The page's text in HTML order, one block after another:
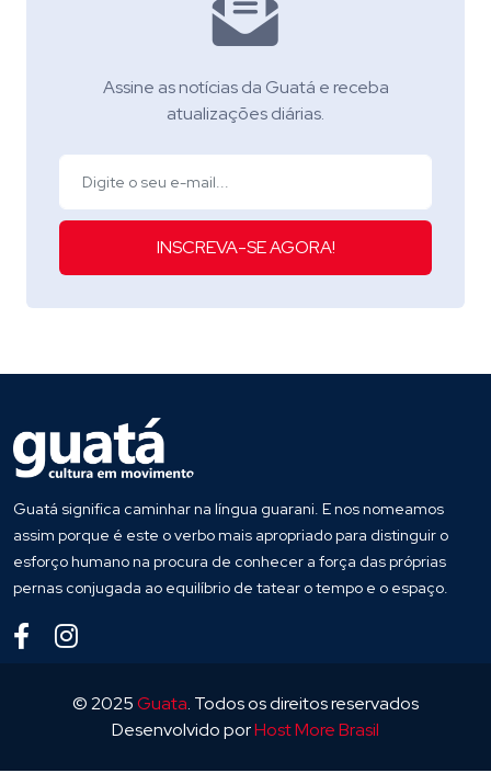
Assine as notícias da Guatá e receba
atualizações diárias.
INSCREVA-SE AGORA!
Guatá significa caminhar na língua guarani. E nos nomeamos
assim porque é este o verbo mais apropriado para distinguir o
esforço humano na procura de conhecer a força das próprias
pernas conjugada ao equilíbrio de tatear o tempo e o espaço.
© 2025Guata. Todos os direitos reservados
Desenvolvido porHost More Brasil